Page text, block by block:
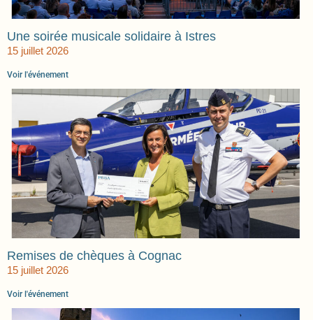
Une soirée musicale solidaire à Istres
15 juillet 2026
Voir l'événement
Remises de chèques à Cognac
15 juillet 2026
Voir l'événement